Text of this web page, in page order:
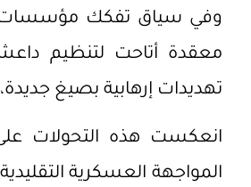
وفي سياق تفكك مؤسسات
معقدة أتاحت لتنظيم
تهديدات إرهابية بصيغ
انعكست هذه التحولات
المواجهة العسكرية